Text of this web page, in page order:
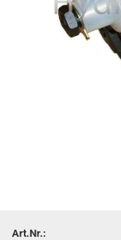
Art.Nr.: